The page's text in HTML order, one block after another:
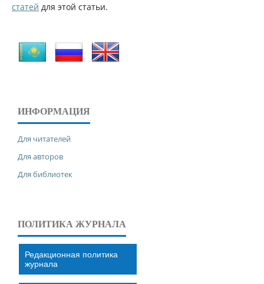
статей для этой статьи.
ИНФОРМАЦИЯ
Для читателей
Для авторов
Для библиотек
ПОЛИТИКА ЖУРНАЛА
Редакционная политика
журнала